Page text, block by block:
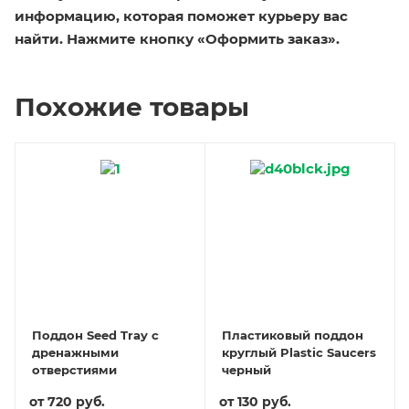
информацию, которая поможет курьеру вас
найти. Нажмите кнопку «Оформить заказ».
Похожие товары
Поддон Seed Tray с
дренажными
отверстиями
от720 руб.
Пластиковый поддон
круглый Plastic Saucers
черный
от130 руб.